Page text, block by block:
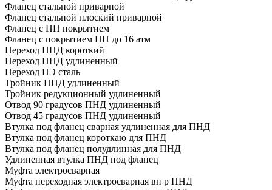
Фланец стальной приварной
Фланец стальной плоский приварной
Фланец с ПП покрытием
Фланец с покрытием ПП до 16 атм
Переход ПНД короткий
Переход ПНД удлиненный
Переход ПЭ сталь
Тройник ПНД удлиненный
Тройник редукционный удлиненный
Отвод 90 градусов ПНД удлиненный
Отвод 45 градусов ПНД удлиненный
Втулка под фланец сварная удлиненная для ПНД
Втулка под фланец короткаю для ПНД
Втулка под фланец полудлинная для ПНД
Удлиненная втулка ПНД под фланец
Муфта электросварная
Муфта переходная электросварная вн р ПНД